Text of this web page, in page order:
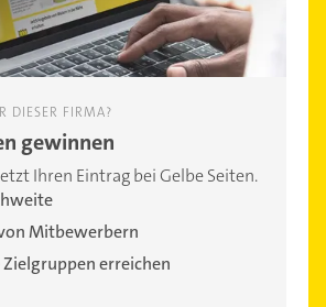
DIESER FIRMA?
gewinnen
Ihren Eintrag bei Gelbe Seiten.
Mitbewerbern
Zielgruppen erreichen